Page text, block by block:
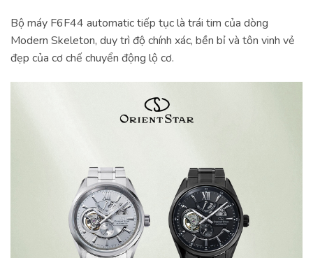
Bộ máy F6F44 automatic tiếp tục là trái tim của dòng
Modern Skeleton, duy trì độ chính xác, bền bỉ và tôn vinh vẻ
đẹp của cơ chế chuyển động lộ cơ.